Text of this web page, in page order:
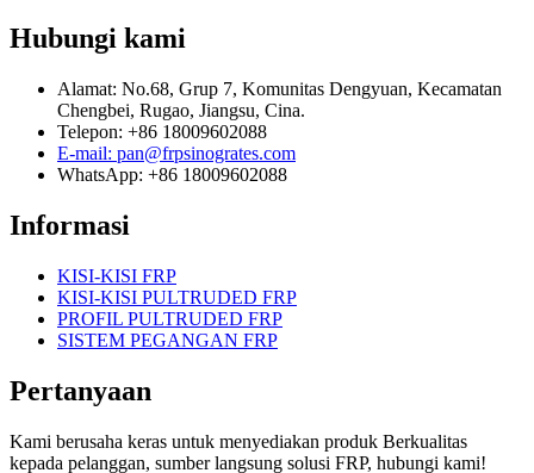
Hubungi kami
Alamat: No.68, Grup 7, Komunitas Dengyuan, Kecamatan
Chengbei, Rugao, Jiangsu, Cina.
Telepon: +86 18009602088
E-mail: pan@frpsinogrates.com
WhatsApp: +86 18009602088
Informasi
KISI-KISI FRP
KISI-KISI PULTRUDED FRP
PROFIL PULTRUDED FRP
SISTEM PEGANGAN FRP
Pertanyaan
Kami berusaha keras untuk menyediakan produk Berkualitas
kepada pelanggan, sumber langsung solusi FRP, hubungi kami!